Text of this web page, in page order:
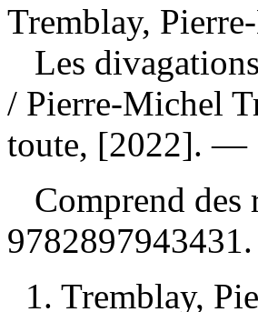
Tremblay,
Les
/ Pierre-Michel
toute, [2022]. —
Comprend
9782897943431
1. Tremblay,